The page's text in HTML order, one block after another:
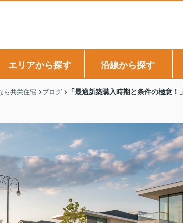
エリアから探す 沿線から探す
ら共栄住宅 ブログ 「最適新築購入時期と条件の極意！」